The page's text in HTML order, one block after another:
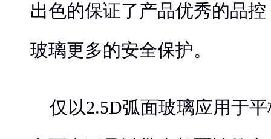
出色的保证了产品优秀的品
玻璃更多的安全保护。
仅以2.5D弧面玻璃应用于